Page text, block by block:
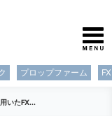
プロップファーム
いたFX...